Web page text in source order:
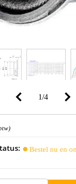
1/4
Bestel nu en